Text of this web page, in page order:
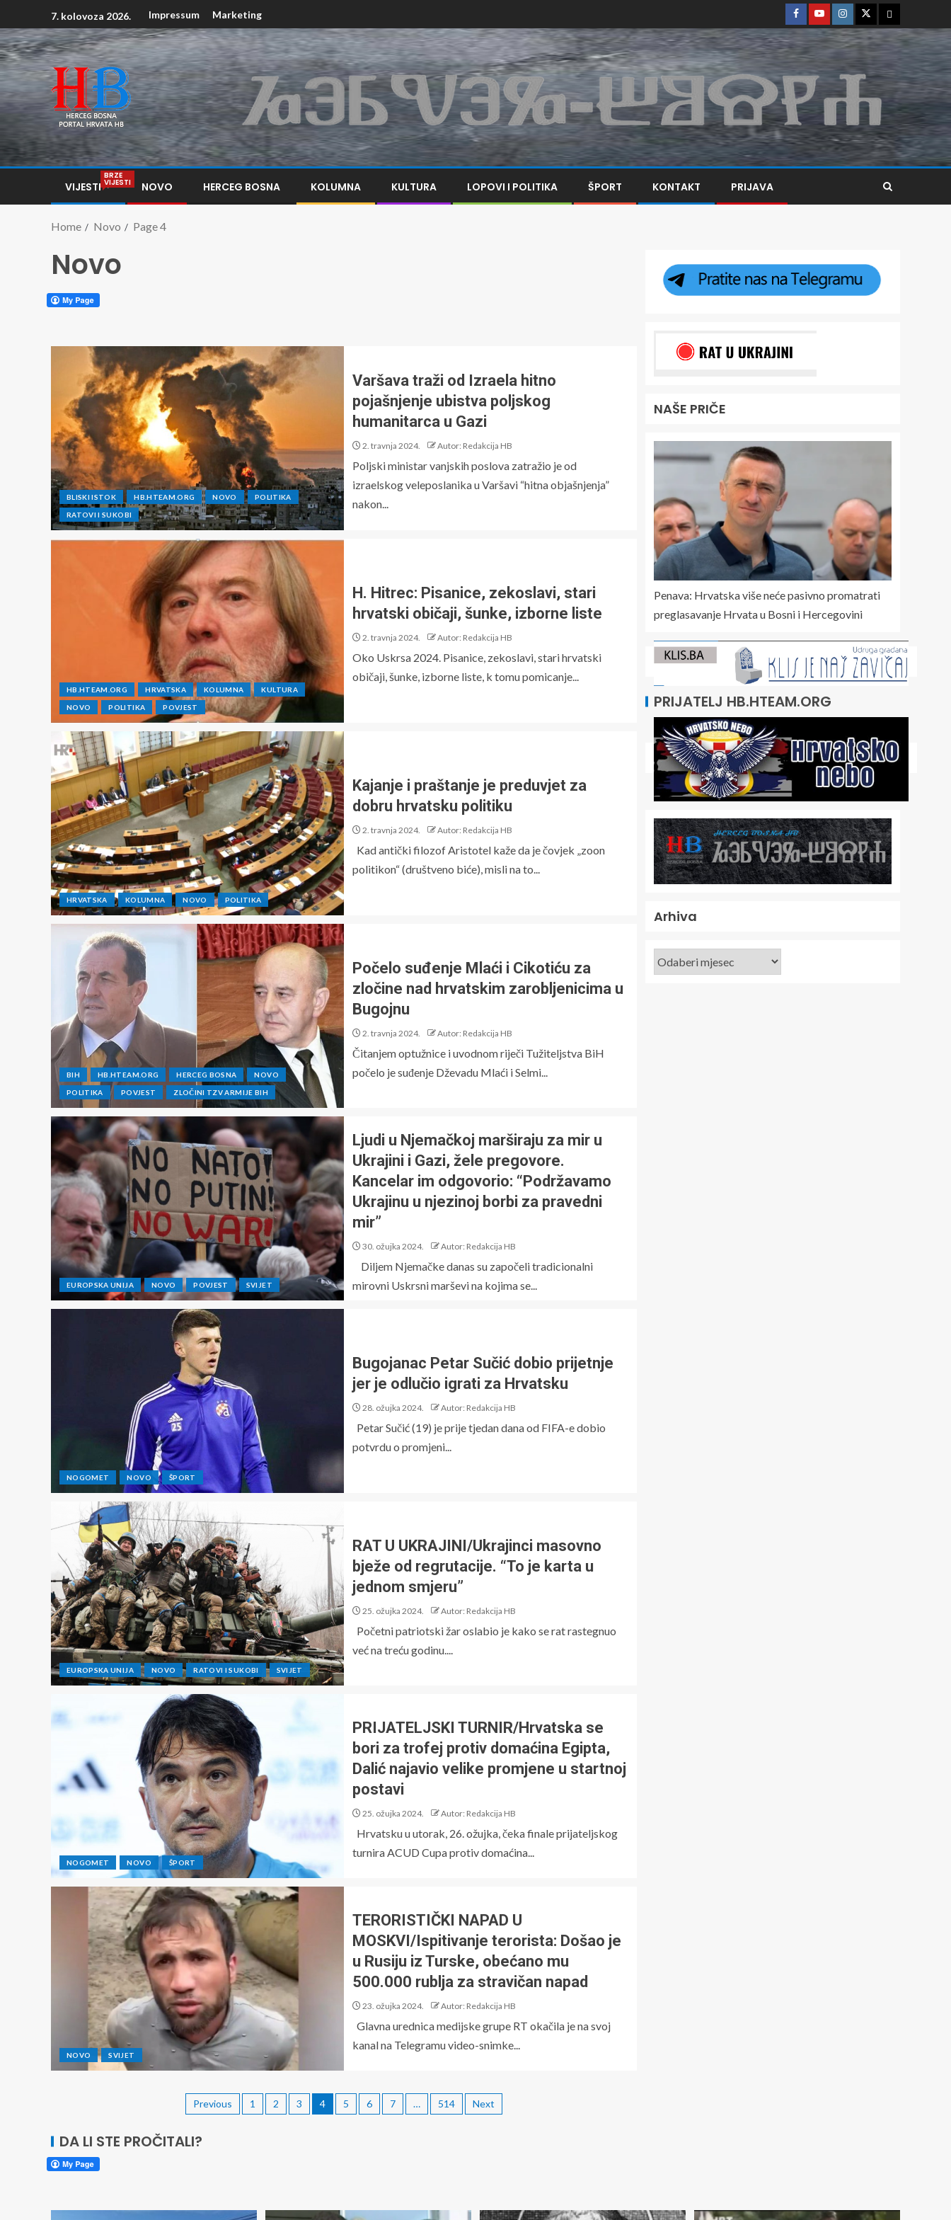
7. kolovoza 2026. Impressum Marketing
VIJESTI
BRZE
VIJESTI NOVO HERCEG BOSNA KOLUMNA KULTURA LOPOVI I POLITIKA ŠPORT KONTAKT PRIJAVA
Home Novo Page 4
Novo
BLISKI ISTOK HB.HTEAM.ORG NOVO POLITIKA
RATOVI I SUKOBI
Varšava traži od Izraela hitno
pojašnjenje ubistva poljskog
humanitarca u Gazi
2. travnja 2024. Autor: Redakcija HB
Poljski ministar vanjskih poslova zatražio je od
izraelskog veleposlanika u Varšavi “hitna objašnjenja”
nakon...
HB.HTEAM.ORG HRVATSKA KOLUMNA KULTURA
NOVO POLITIKA POVJEST
H. Hitrec: Pisanice, zekoslavi, stari
hrvatski običaji, šunke, izborne liste
2. travnja 2024. Autor: Redakcija HB
Oko Uskrsa 2024. Pisanice, zekoslavi, stari hrvatski
običaji, šunke, izborne liste, k tomu pomicanje...
HRVATSKA KOLUMNA NOVO POLITIKA
Kajanje i praštanje je preduvjet za
dobru hrvatsku politiku
2. travnja 2024. Autor: Redakcija HB
Kad antički filozof Aristotel kaže da je čovjek „zoon
politikon“ (društveno biće), misli na to...
BIH HB.HTEAM.ORG HERCEG BOSNA NOVO
POLITIKA POVJEST ZLOČINI TZV ARMIJE BIH
Počelo suđenje Mlaći i Cikotiću za
zločine nad hrvatskim zarobljenicima u
Bugojnu
2. travnja 2024. Autor: Redakcija HB
Čitanjem optužnice i uvodnom riječi Tužiteljstva BiH
počelo je suđenje Dževadu Mlaći i Selmi...
EUROPSKA UNIJA NOVO POVJEST SVIJET
Ljudi u Njemačkoj marširaju za mir u
Ukrajini i Gazi, žele pregovore.
Kancelar im odgovorio: “Podržavamo
Ukrajinu u njezinoj borbi za pravedni
mir”
30. ožujka 2024. Autor: Redakcija HB
Diljem Njemačke danas su započeli tradicionalni
mirovni Uskrsni marševi na kojima se...
NOGOMET NOVO ŠPORT
Bugojanac Petar Sučić dobio prijetnje
jer je odlučio igrati za Hrvatsku
28. ožujka 2024. Autor: Redakcija HB
Petar Sučić (19) je prije tjedan dana od FIFA-e dobio
potvrdu o promjeni...
EUROPSKA UNIJA NOVO RATOVI I SUKOBI SVIJET
RAT U UKRAJINI/Ukrajinci masovno
bježe od regrutacije. “To je karta u
jednom smjeru”
25. ožujka 2024. Autor: Redakcija HB
Početni patriotski žar oslabio je kako se rat rastegnuo
već na treću godinu....
NOGOMET NOVO ŠPORT
PRIJATELJSKI TURNIR/Hrvatska se
bori za trofej protiv domaćina Egipta,
Dalić najavio velike promjene u startnoj
postavi
25. ožujka 2024. Autor: Redakcija HB
Hrvatsku u utorak, 26. ožujka, čeka finale prijateljskog
turnira ACUD Cupa protiv domaćina...
NOVO SVIJET
TERORISTIČKI NAPAD U
MOSKVI/Ispitivanje terorista: Došao je
u Rusiju iz Turske, obećano mu
500.000 rublja za stravičan napad
23. ožujka 2024. Autor: Redakcija HB
Glavna urednica medijske grupe RT okačila je na svoj
kanal na Telegramu video-snimke...
Previous 1 2 3 4 5 6 7 … 514 Next
NAŠE PRIČE
Penava: Hrvatska više neće pasivno promatrati
preglasavanje Hrvata u Bosni i Hercegovini
PRIJATELJ HB.HTEAM.ORG
Arhiva
DA LI STE PROČITALI?